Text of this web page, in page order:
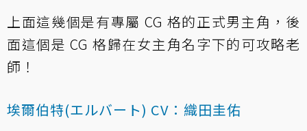
上面這幾個是有專屬 CG 格的正式男主角，後
面這個是 CG 格歸在女主角名字下的可攻略老
師！
埃爾伯特(エルバート) CV：織田圭佑